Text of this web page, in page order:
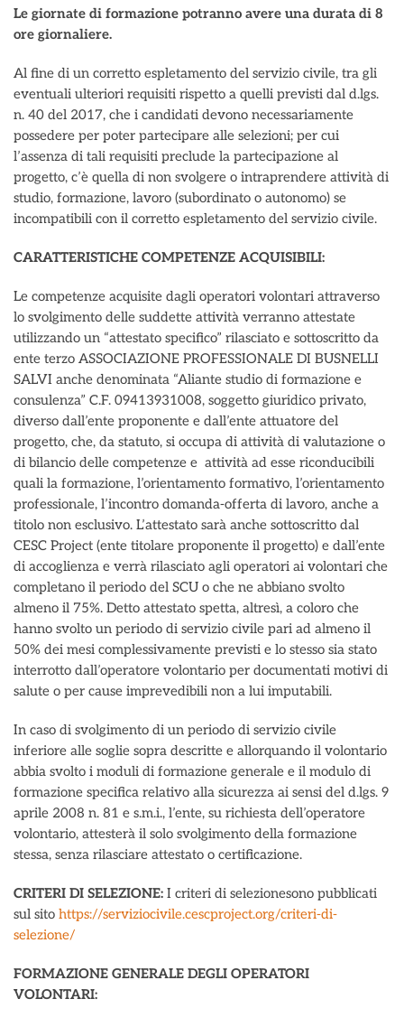
Le giornate di formazione potranno avere una durata di 8
ore giornaliere.
Al fine di un corretto espletamento del servizio civile, tra gli
eventuali ulteriori requisiti rispetto a quelli previsti dal d.lgs.
n. 40 del 2017, che i candidati devono necessariamente
possedere per poter partecipare alle selezioni; per cui
l’assenza di tali requisiti preclude la partecipazione al
progetto, c’è quella di non svolgere o intraprendere attività di
studio, formazione, lavoro (subordinato o autonomo) se
incompatibili con il corretto espletamento del servizio civile.
CARATTERISTICHE COMPETENZE ACQUISIBILI:
Le competenze acquisite dagli operatori volontari attraverso
lo svolgimento delle suddette attività verranno attestate
utilizzando un “attestato specifico” rilasciato e sottoscritto da
ente terzo ASSOCIAZIONE PROFESSIONALE DI BUSNELLI
SALVI anche denominata “Aliante studio di formazione e
consulenza” C.F. 09413931008, soggetto giuridico privato,
diverso dall’ente proponente e dall’ente attuatore del
progetto, che, da statuto, si occupa di attività di valutazione o
di bilancio delle competenze e attività ad esse riconducibili
quali la formazione, l’orientamento formativo, l’orientamento
professionale, l’incontro domanda-offerta di lavoro, anche a
titolo non esclusivo. L’attestato sarà anche sottoscritto dal
CESC Project (ente titolare proponente il progetto) e dall’ente
di accoglienza e verrà rilasciato agli operatori ai volontari che
completano il periodo del SCU o che ne abbiano svolto
almeno il 75%. Detto attestato spetta, altresì, a coloro che
hanno svolto un periodo di servizio civile pari ad almeno il
50% dei mesi complessivamente previsti e lo stesso sia stato
interrotto dall’operatore volontario per documentati motivi di
salute o per cause imprevedibili non a lui imputabili.
In caso di svolgimento di un periodo di servizio civile
inferiore alle soglie sopra descritte e allorquando il volontario
abbia svolto i moduli di formazione generale e il modulo di
formazione specifica relativo alla sicurezza ai sensi del d.lgs. 9
aprile 2008 n. 81 e s.m.i., l’ente, su richiesta dell’operatore
volontario, attesterà il solo svolgimento della formazione
stessa, senza rilasciare attestato o certificazione.
CRITERI DI SELEZIONE: I criteri di selezionesono pubblicati
sul sito https://serviziocivile.cescproject.org/criteri-di-
selezione/
FORMAZIONE GENERALE DEGLI OPERATORI
VOLONTARI: